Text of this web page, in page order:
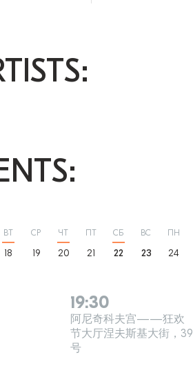
ВТ
18
СР
19
ЧТ
20
ПТ
21
СБ
22
ВС
23
ПН
24
19:30
阿尼奇科夫宫——狂欢
节大厅涅夫斯基大街，39
号